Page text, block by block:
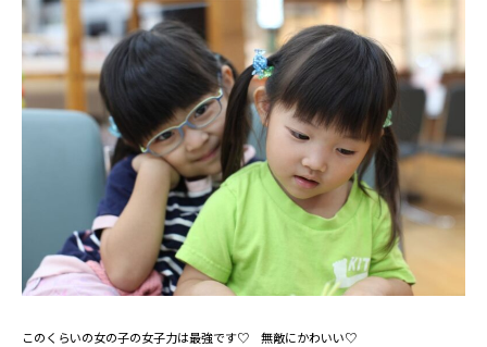
このくらいの女の子の女子力は最強です♡ 無敵にかわいい♡